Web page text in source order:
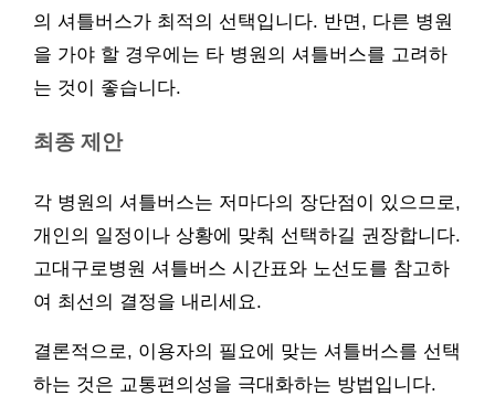
의 셔틀버스가 최적의 선택입니다. 반면, 다른 병원
을 가야 할 경우에는 타 병원의 셔틀버스를 고려하
는 것이 좋습니다.
최종 제안
각 병원의 셔틀버스는 저마다의 장단점이 있으므로,
개인의 일정이나 상황에 맞춰 선택하길 권장합니다.
고대구로병원 셔틀버스 시간표와 노선도를 참고하
여 최선의 결정을 내리세요.
결론적으로, 이용자의 필요에 맞는 셔틀버스를 선택
하는 것은 교통편의성을 극대화하는 방법입니다.